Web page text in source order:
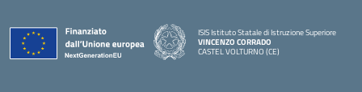
ISIS Istituto Statale di Istruzione Superiore
VINCENZO CORRADO
CASTEL VOLTURNO (CE)